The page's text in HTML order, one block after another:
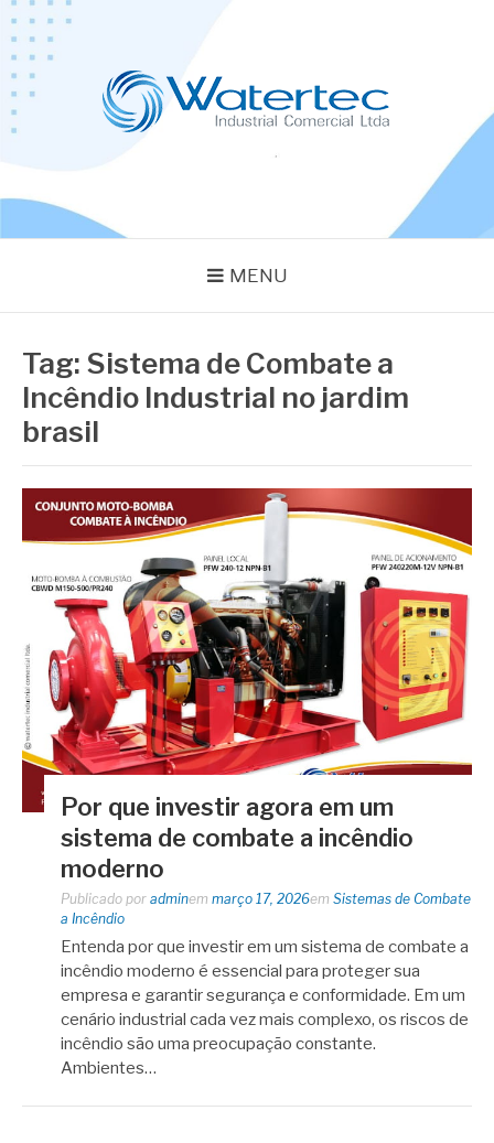
Pular
para
conteúdo
MENU
Tag: Sistema de Combate a
Incêndio Industrial no jardim
brasil
Por que investir agora em um
sistema de combate a incêndio
moderno
Publicado por adminem março 17, 2026em Sistemas de Combate
a Incêndio
Entenda por que investir em um sistema de combate a
incêndio moderno é essencial para proteger sua
empresa e garantir segurança e conformidade. Em um
cenário industrial cada vez mais complexo, os riscos de
incêndio são uma preocupação constante.
Ambientes…